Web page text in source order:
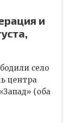
и
село
центра
(оба